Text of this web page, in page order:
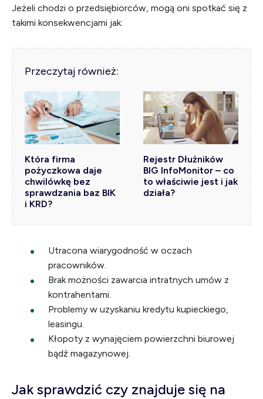
Jeżeli chodzi o przedsiębiorców, mogą oni spotkać się z
takimi konsekwencjami jak:
Przeczytaj również:
Która firma
pożyczkowa daje
chwilówkę bez
sprawdzania baz BIK
i KRD?
Rejestr Dłużników
BIG InfoMonitor – co
to właściwie jest i jak
działa?
Utracona wiarygodność w oczach
pracowników.
Brak możności zawarcia intratnych umów z
kontrahentami.
Problemy w uzyskaniu kredytu kupieckiego,
leasingu.
Kłopoty z wynajęciem powierzchni biurowej
bądź magazynowej.
Jak sprawdzić czy znajduje się na